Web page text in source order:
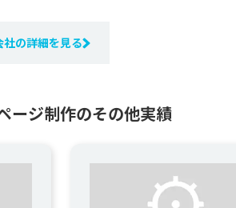
の詳細を見る
ージ制作のその他実績